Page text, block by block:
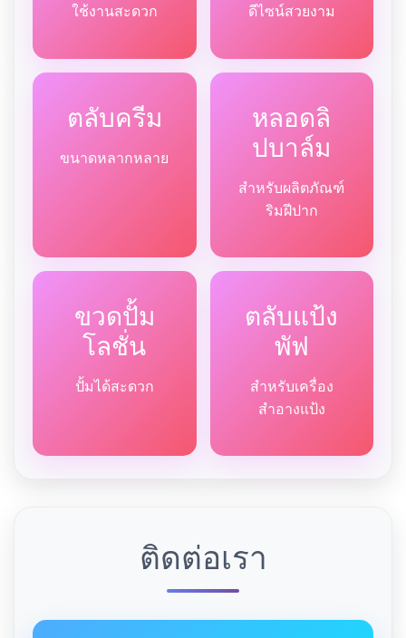
ใช้งานสะดวก ดีไซน์สวยงาม
ตลับครีม
ขนาดหลากหลาย
หลอดลิ
ปบาล์ม
สำหรับผลิตภัณฑ์
ริมฝีปาก
ขวดปั้ม
โลชั่น
ปั้มได้สะดวก
ตลับแป้ง
พัฟ
สำหรับเครื่อง
สำอางแป้ง
ติดต่อเรา